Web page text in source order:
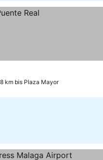
km bis Plaza Mayor